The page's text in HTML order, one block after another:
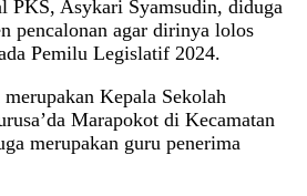
PKS, Asykari Syamsudin, diduga
pencalonan agar dirinya lolos
Pemilu Legislatif 2024.
Kepala Sekolah
Marapokot di Kecamatan
merupakan guru penerima